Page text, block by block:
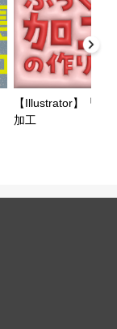
【Illustrator】「3D
加工